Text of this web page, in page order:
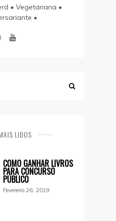
• Vegetariana •
•
LIDOS
COMO GANHAR LIVROS
PARA CONCURSO
PÚBLICO
Fevereiro 26, 2019